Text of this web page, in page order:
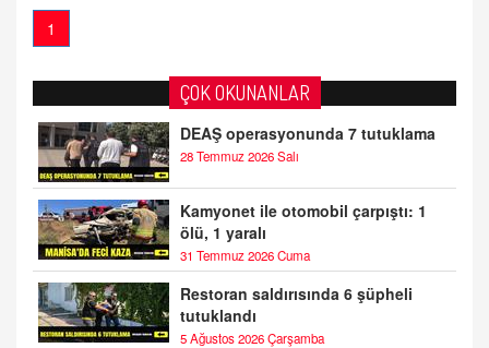
1
ÇOK OKUNANLAR
DEAŞ operasyonunda 7 tutuklama
28 Temmuz 2026 Salı
Kamyonet ile otomobil çarpıştı: 1
ölü, 1 yaralı
31 Temmuz 2026 Cuma
Restoran saldırısında 6 şüpheli
tutuklandı
5 Ağustos 2026 Çarşamba